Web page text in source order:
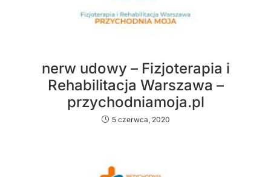
nerw udowy – Fizjoterapia i
Rehabilitacja Warszawa –
przychodniamoja.pl
5 czerwca, 2020